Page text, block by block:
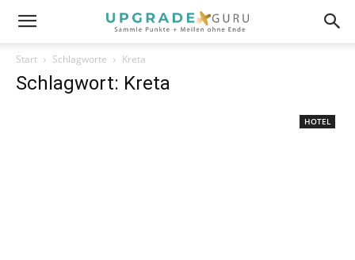
Start Schlagworte Kreta
Schlagwort: Kreta
HOTEL